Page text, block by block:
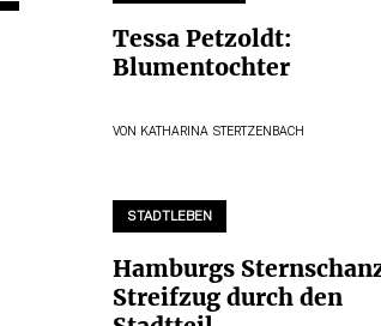
Tessa Petzoldt:
Blumentochter
VON KATHARINA STERTZENBACH
STADTLEBEN
Hamburgs
Streifzug durch den